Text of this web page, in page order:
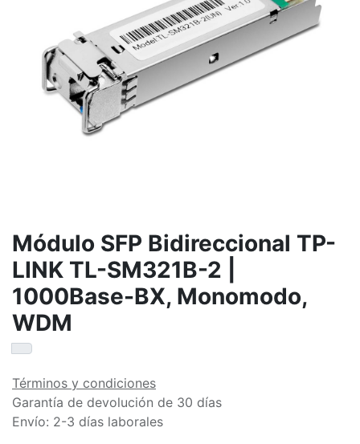
Módulo SFP Bidireccional TP-
LINK TL-SM321B-2 |
1000Base-BX, Monomodo,
WDM
Términos y condiciones
Garantía de devolución de 30 días
Envío: 2-3 días laborales